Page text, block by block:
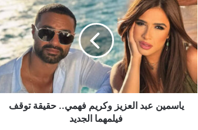
عبد
العزيز
وكريم
فهمي..
حقيقة
توقف
فيلمهما
الجديد
ياسمين عبد العزيز وكريم فهمي.. حقيقة توقف
فيلمهما الجديد